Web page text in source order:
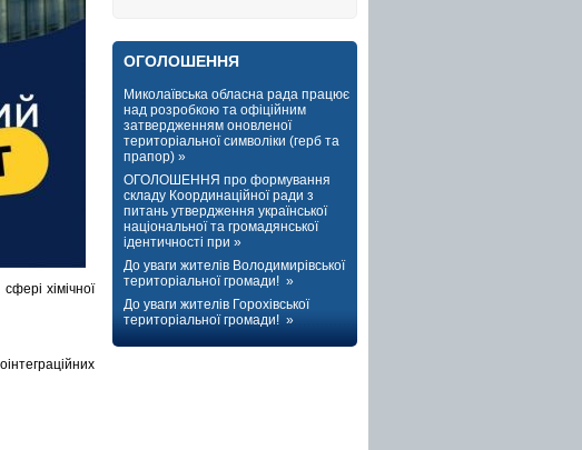
хімічної
ОГОЛОШЕННЯ
Миколаївська обласна рада працює
над розробкою та офіційним
затвердженням оновленої
територіальної символіки (герб та
прапор) »
ОГОЛОШЕННЯ про формування
складу Координаційної ради з
питань утвердження української
національної та громадянської
ідентичності при »
До уваги жителів Володимирівської
територіальної громади! »
До уваги жителів Горохівської
територіальної громади! »